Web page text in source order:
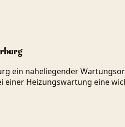
ein naheliegender
einer Heizungswartung eine